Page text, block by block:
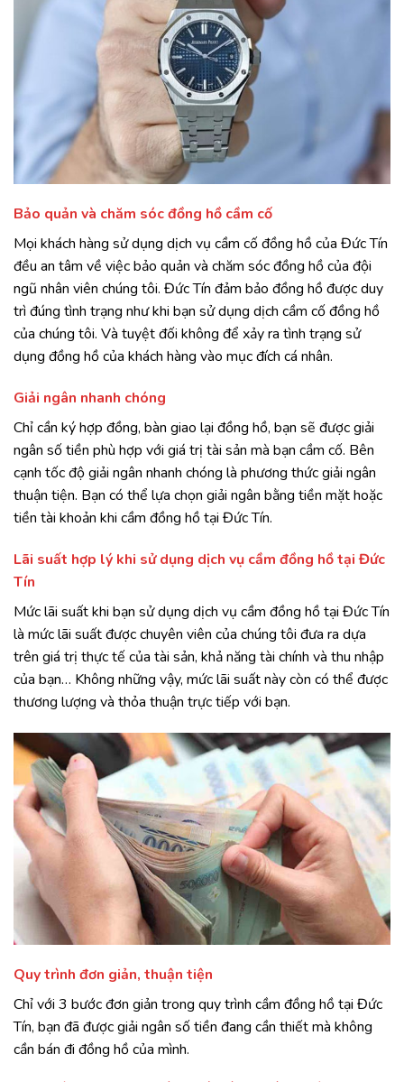
Bảo quản và chăm sóc đồng hồ cầm cố
Mọi khách hàng sử dụng dịch vụ cầm cố đồng hồ của Đức Tín
đều an tâm về việc bảo quản và chăm sóc đồng hồ của đội
ngũ nhân viên chúng tôi. Đức Tín đảm bảo đồng hồ được duy
trì đúng tình trạng như khi bạn sử dụng dịch cầm cố đồng hồ
của chúng tôi. Và tuyệt đối không để xảy ra tình trạng sử
dụng đồng hồ của khách hàng vào mục đích cá nhân.
Giải ngân nhanh chóng
Chỉ cần ký hợp đồng, bàn giao lại đồng hồ, bạn sẽ được giải
ngân số tiền phù hợp với giá trị tài sản mà bạn cầm cố. Bên
cạnh tốc độ giải ngân nhanh chóng là phương thức giải ngân
thuận tiện. Bạn có thể lựa chọn giải ngân bằng tiền mặt hoặc
tiền tài khoản khi cầm đồng hồ tại Đức Tín.
Lãi suất hợp lý khi sử dụng dịch vụ cầm đồng hồ tại Đức
Tín
Mức lãi suất khi bạn sử dụng dịch vụ cầm đồng hồ tại Đức Tín
là mức lãi suất được chuyên viên của chúng tôi đưa ra dựa
trên giá trị thực tế của tài sản, khả năng tài chính và thu nhập
của bạn… Không những vậy, mức lãi suất này còn có thể được
thương lượng và thỏa thuận trực tiếp với bạn.
Quy trình đơn giản, thuận tiện
Chỉ với 3 bước đơn giản trong quy trình cầm đồng hồ tại Đức
Tín, bạn đã được giải ngân số tiền đang cần thiết mà không
cần bán đi đồng hồ của mình.